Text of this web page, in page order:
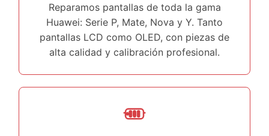
Reparamos pantallas de toda la gama
Huawei: Serie P, Mate, Nova y Y. Tanto
pantallas LCD como OLED, con piezas de
alta calidad y calibración profesional.